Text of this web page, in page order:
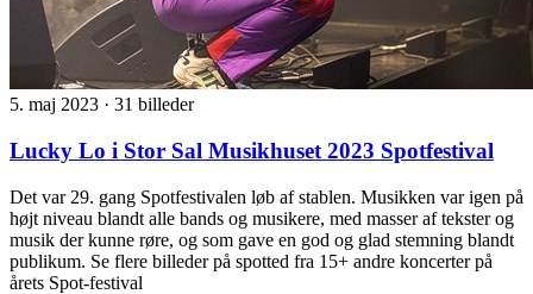
5. maj 2023 · 31 billeder
Lucky Lo i Stor Sal Musikhuset 2023 Spotfestival
Det var 29. gang Spotfestivalen løb af stablen. Musikken var igen på
højt niveau blandt alle bands og musikere, med masser af tekster og
musik der kunne røre, og som gave en god og glad stemning blandt
publikum. Se flere billeder på spotted fra 15+ andre koncerter på
årets Spot-festival